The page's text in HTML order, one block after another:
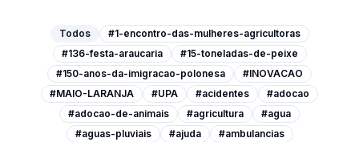
Todos
#1-encontro-das-mulheres-agricultoras
#136-festa-araucaria
#15-toneladas-de-peixe
#150-anos-da-imigracao-polonesa
#INOVACAO
#MAIO-LARANJA
#UPA #acidentes
#adocao
#adocao-de-animais
#agricultura
#agua
#aguas-pluviais
#ajuda
#ambulancias